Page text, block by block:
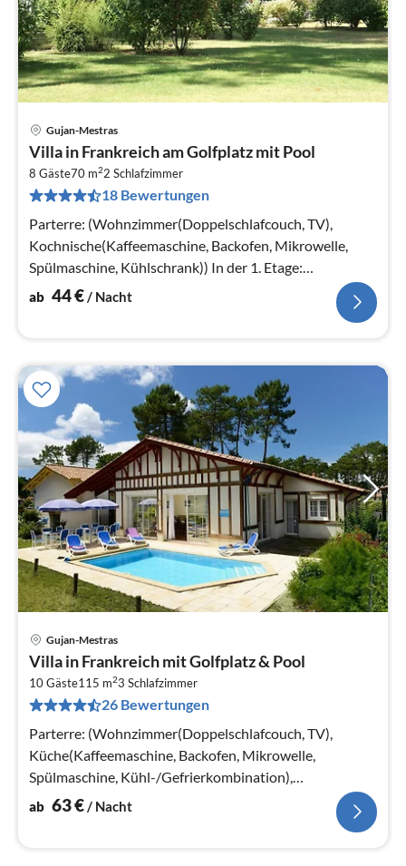
Gujan-Mestras
Villa in Frankreich am Golfplatz mit Pool
8 Gäste70 m22 Schlafzimmer
18 Bewertungen
Parterre: (Wohnzimmer(Doppelschlafcouch, TV),
Kochnische(Kaffeemaschine, Backofen, Mikrowelle,
Spülmaschine, Kühlschrank)) In der 1. Etage:
(Schlafzimmer(2x Einzelbett)
ab 44€ / Nacht
Gujan-Mestras
Villa in Frankreich mit Golfplatz & Pool
10 Gäste115 m23 Schlafzimmer
26 Bewertungen
Parterre: (Wohnzimmer(Doppelschlafcouch, TV),
Küche(Kaffeemaschine, Backofen, Mikrowelle,
Spülmaschine, Kühl-/Gefrierkombination),
Schlafzimmer(Doppelbett oder 2 Einzelbetten)
ab 63€/ Nacht